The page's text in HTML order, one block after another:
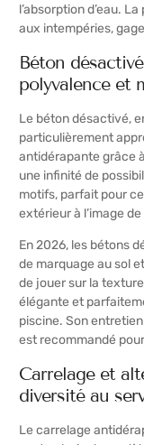
l’absorption d’eau.
aux intempéries,
Béton
polyvalence et
Le béton désactivé,
particulièrement
antidérapante grâce
une infinité de
motifs, parfait pour
extérieur à l’image
En 2026, les bétons
de marquage au sol
de jouer sur la
élégante et
piscine. Son
est recommandé
Carrelage et
diversité au
Le carrelage